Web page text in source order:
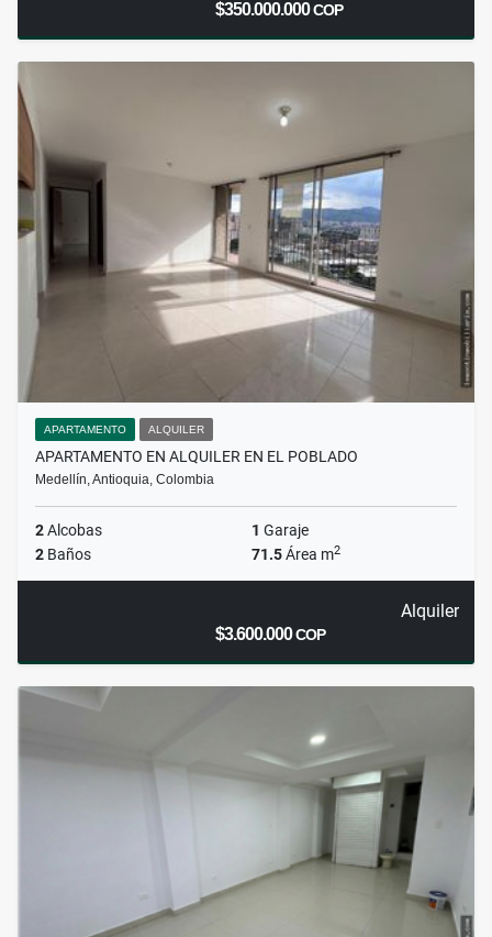
$350.000.000COP
APARTAMENTO ALQUILER
APARTAMENTO EN ALQUILER EN EL POBLADO
Medellín, Antioquia, Colombia
2Alcobas 1 Garaje
2 Baños 71.5Área m2
Alquiler
$3.600.000COP